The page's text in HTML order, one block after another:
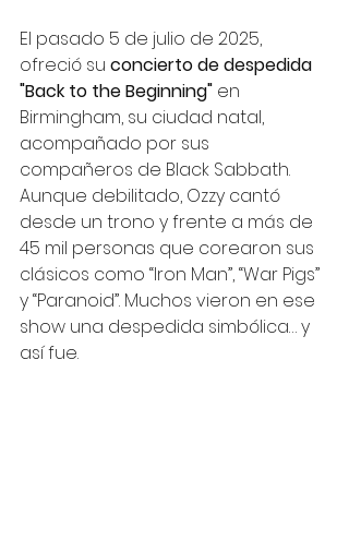
El pasado 5 de julio de 2025,
ofreció su concierto de despedida
"Back to the Beginning" en
Birmingham, su ciudad natal,
acompañado por sus
compañeros de Black Sabbath.
Aunque debilitado, Ozzy cantó
desde un trono y frente a más de
45 mil personas que corearon sus
clásicos como “Iron Man”, “War Pigs”
y “Paranoid”. Muchos vieron en ese
show una despedida simbólica… y
así fue.